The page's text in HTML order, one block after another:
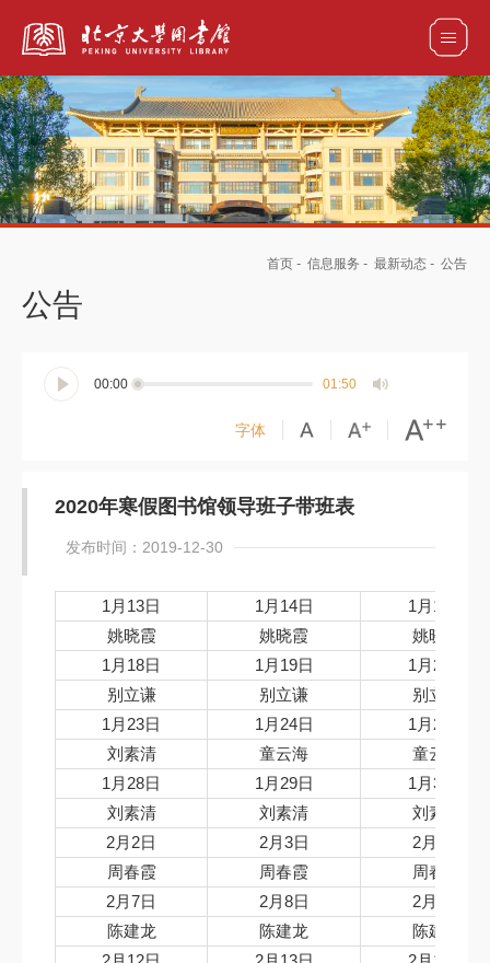
全部资源
首页 - 信息服务 - 最新动态 - 公告
公告
00:00 01:50
字体
2020年寒假图书馆领导班子带班表
发布时间：2019-12-30
1月13日 1月14日
1月15日
姚晓霞
姚晓霞
姚晓霞
1月18日
1月19日
1月20日
别立谦
别立谦
别立谦
1月23日
1月24日
1月25日
刘素清
童云海
童云海
1月28日
1月29日
1月30日
刘素清
刘素清
刘素清
2月2日
2月3日
2月4日
周春霞
周春霞
周春霞
2月7日
2月8日
2月9日
陈建龙
陈建龙
陈建龙